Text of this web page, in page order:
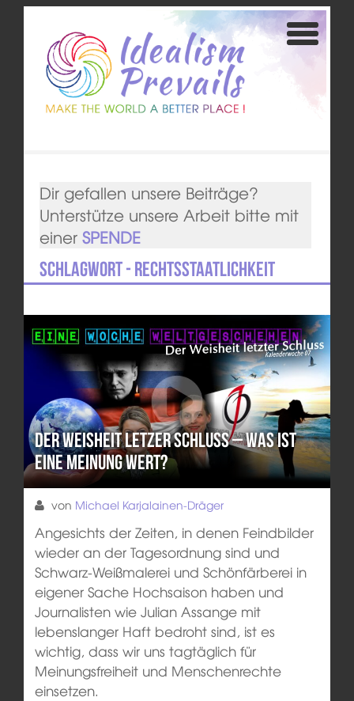
Dir gefallen unsere Beiträge?
Unterstütze unsere Arbeit bitte mit
einer SPENDE
Schlagwort - Rechtsstaatlichkeit
Der Weisheit letzer Schluss – Was ist
eine Meinung wert?
von Michael Karjalainen-Dräger
Angesichts der Zeiten, in denen Feindbilder
wieder an der Tagesordnung sind und
Schwarz-Weißmalerei und Schönfärberei in
eigener Sache Hochsaison haben und
Journalisten wie Julian Assange mit
lebenslanger Haft bedroht sind, ist es
wichtig, dass wir uns tagtäglich für
Meinungsfreiheit und Menschenrechte
einsetzen.